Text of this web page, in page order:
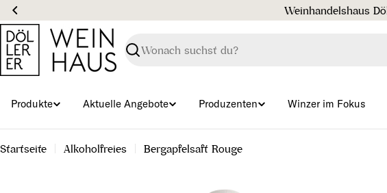
Zum
Inhalt
springen
Suchen
Produkte Aktuelle Angebote Produzenten Winzer im Fokus
Startseite Alkoholfreies Bergapfelsaft Rouge